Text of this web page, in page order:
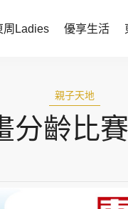
周Ladies 優享生活
時尚生活
親子天地
分齡比